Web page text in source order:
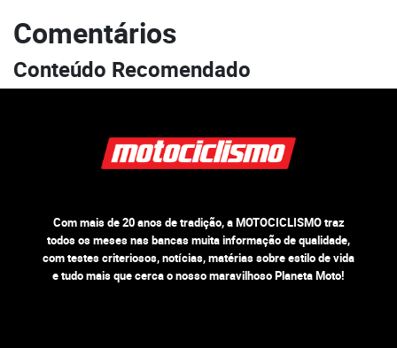
Comentários
Conteúdo Recomendado
Com mais de 20 anos de tradição, a MOTOCICLISMO traz
todos os meses nas bancas muita informação de qualidade,
com testes criteriosos, notícias, matérias sobre estilo de vida
e tudo mais que cerca o nosso maravilhoso Planeta Moto!